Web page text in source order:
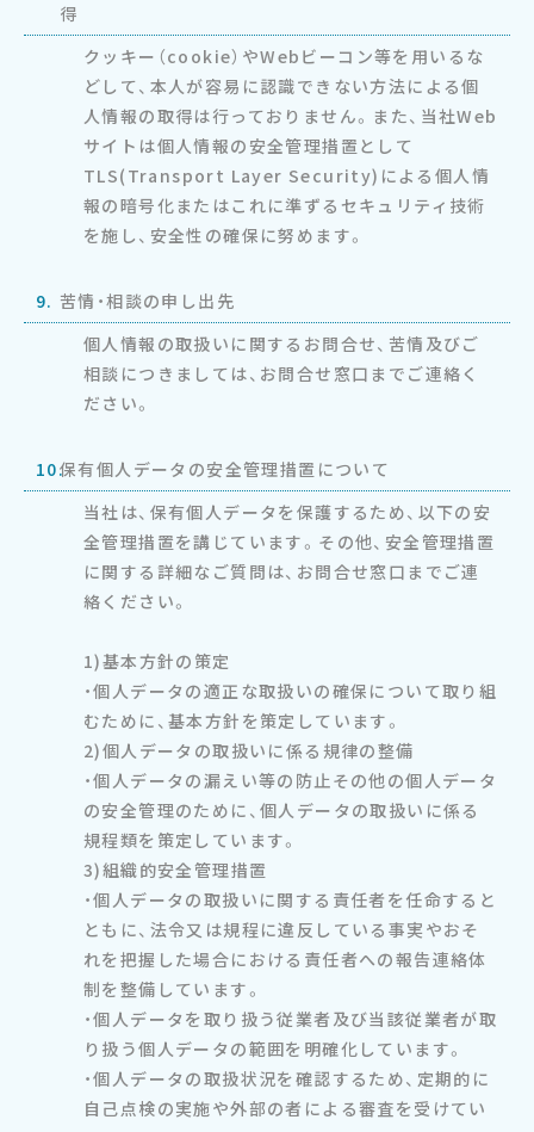
得
クッキー（cookie）やWebビーコン等を用いるな
どして、本人が容易に認識できない方法による個
人情報の取得は行っておりません。また、当社Web
サイトは個人情報の安全管理措置として
TLS(Transport Layer Security)による個人情
報の暗号化またはこれに準ずるセキュリティ技術
を施し、安全性の確保に努めます。
9. 苦情・相談の申し出先
個人情報の取扱いに関するお問合せ、苦情及びご
相談につきましては、お問合せ窓口までご連絡く
ださい。
10.保有個人データの安全管理措置について
当社は、保有個人データを保護するため、以下の安
全管理措置を講じています。その他、安全管理措置
に関する詳細なご質問は、お問合せ窓口までご連
絡ください。
1)基本方針の策定
・個人データの適正な取扱いの確保について取り組
むために、基本方針を策定しています。
2)個人データの取扱いに係る規律の整備
・個人データの漏えい等の防止その他の個人データ
の安全管理のために、個人データの取扱いに係る
規程類を策定しています。
3)組織的安全管理措置
・個人データの取扱いに関する責任者を任命すると
ともに、法令又は規程に違反している事実やおそ
れを把握した場合における責任者への報告連絡体
制を整備しています。
・個人データを取り扱う従業者及び当該従業者が取
り扱う個人データの範囲を明確化しています。
・個人データの取扱状況を確認するため、定期的に
自己点検の実施や外部の者による審査を受けてい